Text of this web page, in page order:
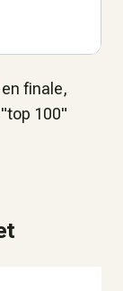
finale,
100"